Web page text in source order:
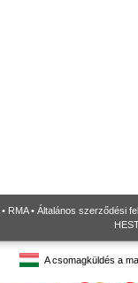
• RMA• Általános szerződési
A csomagküldés a